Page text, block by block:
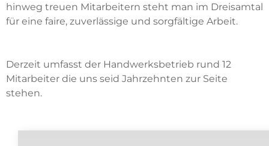
hinweg treuen Mitarbeitern steht man im Dreisamtal
für eine faire, zuverlässige und sorgfältige Arbeit.
Derzeit umfasst der Handwerksbetrieb rund 12
Mitarbeiter die uns seid Jahrzehnten zur Seite
stehen.